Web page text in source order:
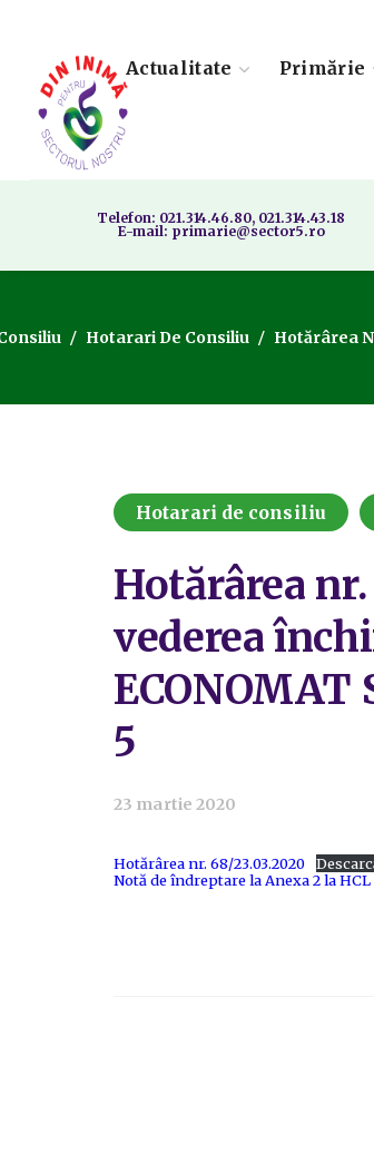
Actualitate Primărie
Telefon: 021.314.46.80, 021.314.43.18
E-mail: primarie@sector5.ro
Hotarari De Consiliu Hotărârea
Hotarari de consiliu
Hotărârea
vederea
ECONOMAT
5
23 martie 2020
Hotărârea nr. 68/23.03.2020
Notă de îndreptare la Anexa 2 la HCL